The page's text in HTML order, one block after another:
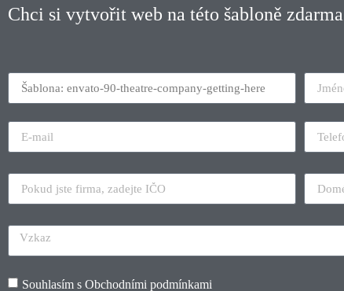
Chci si vytvořit web na této šabloně zdarma
Souhlasím s Obchodními podmínkami